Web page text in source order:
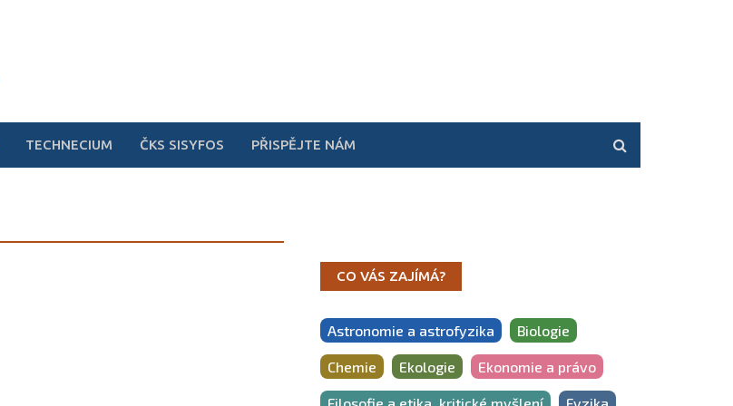
TECHNECIUM ČKS SISYFOS PŘISPĚJTE NÁM
CO VÁS ZAJÍMÁ?
Astronomie a astrofyzika Biologie
Chemie Ekologie Ekonomie a právo